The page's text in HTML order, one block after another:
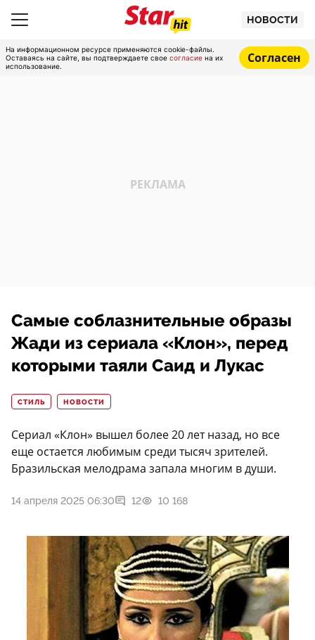
НОВОСТИ
На информационном ресурсе применяются cookie-файлы.
Оставаясь на сайте, вы подтверждаете свое согласие на их
использование.
Согласен
Самые соблазнительные образы
Жади из сериала «Клон», перед
которыми таяли Саид и Лукас
СТИЛЬ НОВОСТИ
Сериал «Клон» вышел более 20 лет назад, но все
еще остается любимым среди тысяч зрителей.
Бразильская мелодрама запала многим в души.
14 апреля 2025 06:30 12 10 168